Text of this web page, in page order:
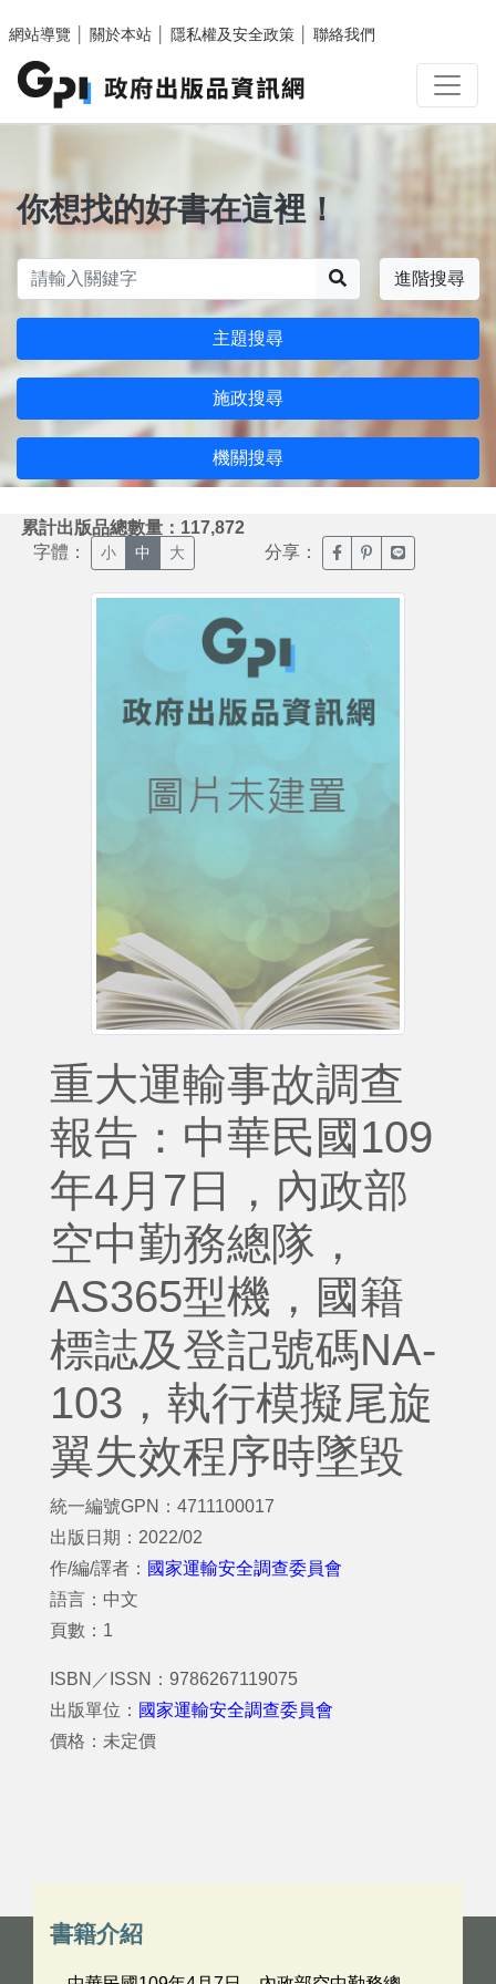
網站導覽
關於本站 隱私權及安全政策 聯絡我們
你想找的好書在這裡！
進階搜尋
主題搜尋
施政搜尋
機關搜尋
累計出版品總數量：117,872
字體： 小 中 大 分享： 臉書分享(另開新視窗)
噗浪分享(另開新
Line分享(另
重大運輸事故調查
報告：中華民國109
年4月7日，內政部
空中勤務總隊，
AS365型機，國籍
標誌及登記號碼NA-
103，執行模擬尾旋
翼失效程序時墜毀
統一編號GPN：4711100017
出版日期：2022/02
作/編/譯者： 國家運輸安全調查委員會
語言：中文
頁數：1
ISBN／ISSN：9786267119075
出版單位： 國家運輸安全調查委員會
價格：未定價
書籍介紹